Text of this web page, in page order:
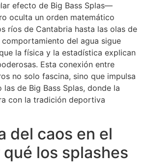
efecto de Big Bass Splas—
oculta un orden matemático
ríos de Cantabria hasta las olas de
del agua sigue
la física y la estadística explican
Esta conexión entre
no solo fascina, sino que impulsa
de Big Bass Splas, donde la
con la tradición deportiva
del caos en el
los splashes